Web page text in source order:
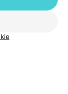
рекламы
договор
оплаты